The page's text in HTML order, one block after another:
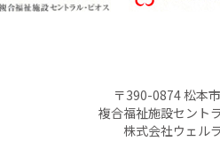
〒390-0874 松本
複合福祉施設セント
株式会社ウェル